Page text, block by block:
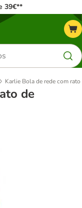
39€**
Karlie Bola de rede com
de